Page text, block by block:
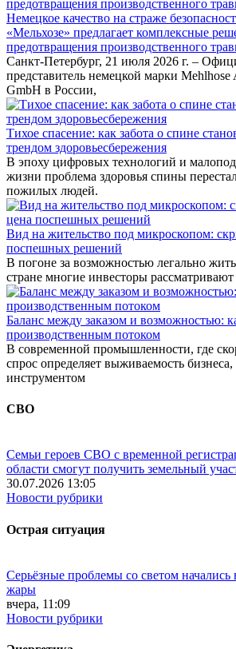
Немецкое качество на страже
«Мельхозе» предлагает комплексные
предотвращения производственного
Санкт-Петербург, 21 июля 2026 г. –
представитель немецкой марки Mehlhose
GmbH в России,
Тихое спасение: как забота о спине
трендом здоровьесбережения
В эпоху цифровых технологий и
жизни проблема здоровья спины
пожилых людей.
Вид на жительство под микроскопом:
поспешных решений
В погоне за возможностью легально
стране многие инвесторы
Баланс между заказом и возможностью:
производственным потоком
В современной промышленности, где
спрос определяет выживаемость
инструментом
СВО
Семьи героев СВО с временной
области смогут получить земельный
30.07.2026 13:05
Новости рубрики
Острая ситуация
Серьёзные проблемы со светом начались
жары
вчера, 11:09
Новости рубрики